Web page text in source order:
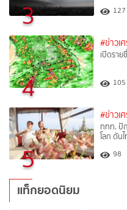
3 127
4
#ข่าวเ
เปิดรา
105
5
#ข่าวเ
ททท. ปั
โลก ดัน
98
แท็กยอดนิยม